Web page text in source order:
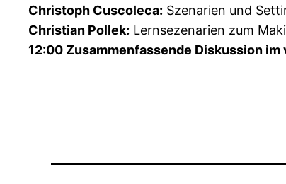
Christoph Cuscoleca: Szenarien und
Christian Pollek: Lernsezenarien zum
12:00 Zusammenfassende Diskussion